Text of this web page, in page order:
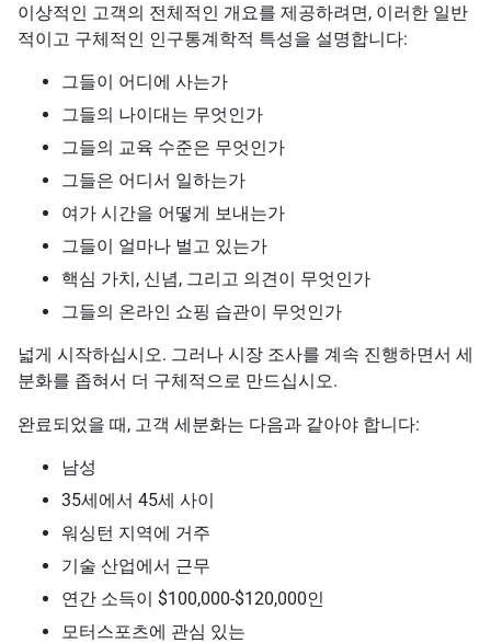
이상적인 고객의 전체적인 개요를 제공하려면, 이러한 일반
적이고 구체적인 인구통계학적 특성을 설명합니다:
그들이 어디에 사는가
그들의 나이대는 무엇인가
그들의 교육 수준은 무엇인가
그들은 어디서 일하는가
여가 시간을 어떻게 보내는가
그들이 얼마나 벌고 있는가
핵심 가치, 신념, 그리고 의견이 무엇인가
그들의 온라인 쇼핑 습관이 무엇인가
넓게 시작하십시오. 그러나 시장 조사를 계속 진행하면서 세
분화를 좁혀서 더 구체적으로 만드십시오.
완료되었을 때, 고객 세분화는 다음과 같아야 합니다:
남성
35세에서 45세 사이
워싱턴 지역에 거주
기술 산업에서 근무
연간 소득이 $100,000-$120,000인
모터스포츠에 관심 있는